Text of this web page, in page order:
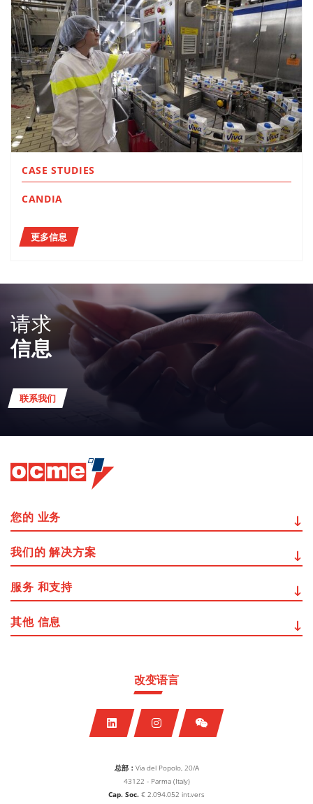
CASE STUDIES
CANDIA
更多信息
请求
信息
联系我们
总部： Via del Popolo, 20/A
43122 - Parma (Italy)
Cap. Soc. € 2.094.052 int.vers
改变语言
您的 业务
我们的 解决方案
服务 和支持
其他 信息